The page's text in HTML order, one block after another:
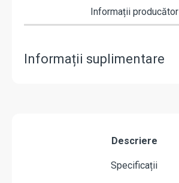
Informații producător
Informații suplimentare
Descriere
Specificații